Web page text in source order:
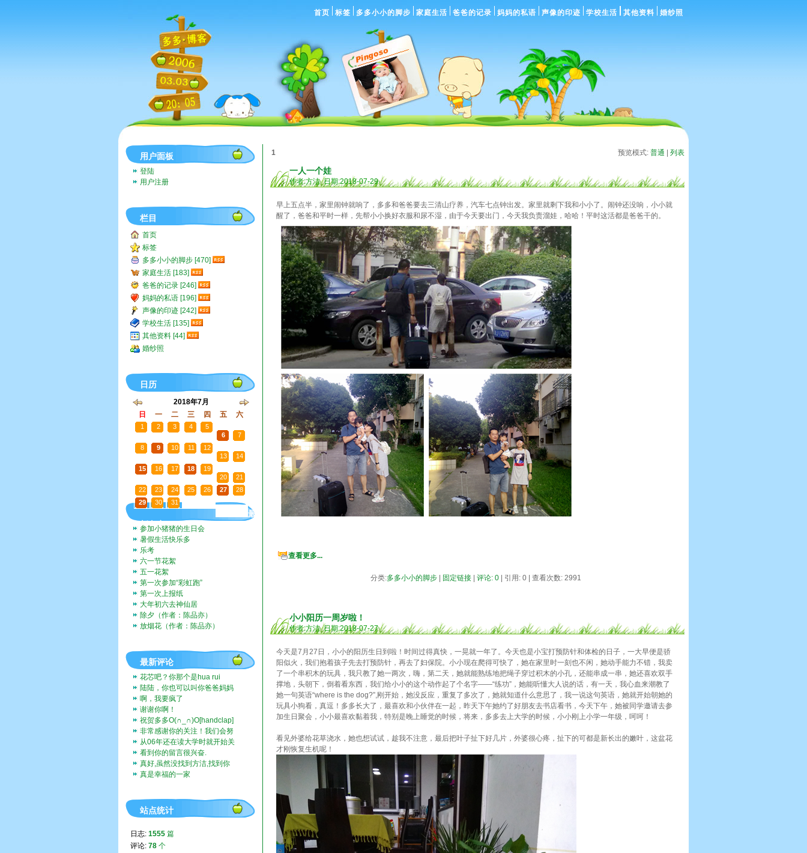
首页 标签 多多小小的脚步 家庭生活 爸爸的记录 妈妈的私语 声像的印迹 学校生活 其他资料 婚纱照
1 预览模式: 普通 列表
一人一个娃
作者:方洁 日期:2018-07-29
早上五点半，家里闹钟就响了，多多和爸爸要去三清山疗养，汽车七点钟出发。家里就剩下我和小小了。闹钟还没响，小小就
醒了，爸爸和平时一样，先帮小小换好衣服和尿不湿，由于今天要出门，今天我负责溜娃，哈哈！平时这活都是爸爸干的。
查看更多...
分类:多多小小的脚步 固定链接 |评论: 0 | 引用: 0 | 查看次数: 2991
小小阳历一周岁啦！
作者:方洁 日期:2018-07-27
今天是7月27日，小小的阳历生日到啦！时间过得真快，一晃就一年了。今天也是小宝打预防针和体检的日子，一大早便是骄
阳似火，我们抱着孩子先去打预防针，再去了妇保院。小小现在爬得可快了，她在家里时一刻也不闲，她动手能力不错，我卖
了一个串积木的玩具，我只教了她一两次，嗨，第二天，她就能熟练地把绳子穿过积木的小孔，还能串成一串，她还喜欢双手
撑地，头朝下，倒着看东西，我们给小小的这个动作起了个名字——“练功”，她能听懂大人说的话，有一天，我心血来潮教了
她一句英语“where is the dog?”,刚开始，她没反应，重复了多次了，她就知道什么意思了，我一说这句英语，她就开始朝她的
玩具小狗看，真逗！多多长大了，最喜欢和小伙伴在一起，昨天下午她约了好朋友去书店看书，今天下午，她被同学邀请去参
加生日聚会，小小最喜欢黏着我，特别是晚上睡觉的时候，将来，多多去上大学的时候，小小刚上小学一年级，呵呵！
看见外婆给花草浇水，她也想试试，趁我不注意，最后把叶子扯下好几片，外婆很心疼，扯下的可都是新长出的嫩叶，这盆花
才刚恢复生机呢！
用户面板
登陆
用户注册
栏目
首页
标签
多多小小的脚步 [470]
家庭生活 [183]
爸爸的记录 [246]
妈妈的私语 [196]
声像的印迹 [242]
学校生活 [135]
其他资料 [44]
婚纱照
日历
2018年7月
日
一 二 三 四 五 六
1 2 3 4
5
6
7
8
9 10 11
12
13
14
15
16 17 18
19
20
21
22
23 24 25 26 27
28
29
30 31
最
新文章
参加小猪猪的生日会
暑假生活快乐多
乐考
六一节花絮
五一花絮
第一次参加“彩虹跑”
第一次上报纸
大年初六去神仙居
除夕（作者：陈品亦）
放烟花（作者：陈品亦）
最新评论
花芯吧？你那个是hua rui
陆陆，你也可以叫你爸爸妈妈
带你去啊。挺好玩的。
啊，我要疯了
谢谢你啊！
祝贺多多O(∩_∩)O[handclap]
[flo...
非常感谢你的关注！我们会努
力一直记录下去的。我们也...
从06年还在读大学时就开始关
注这个博客，而现在我也...
看到你的留言很兴奋.
真好,虽然没找到方洁,找到你
们全家福,让人挺兴奋的...
真是幸福的一家
站点统计
日志: 1555 篇
评论: 78 个